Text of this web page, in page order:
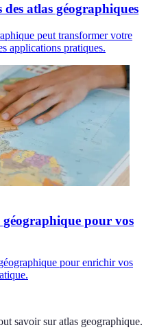
atlas géographiques
peut transformer votre
applications pratiques.
pour vos
pour enrichir vos
savoir sur atlas geographique.